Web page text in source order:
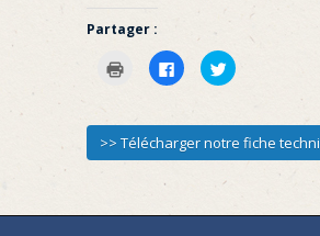
Partager :
Klicken
zum
Ausdrucken
neuem
Fenster
geöffnet)
Klick,
um
teilen
(Wird
in
Klick,
um
teilen
(Wird
in
>> Télécharger notre fiche